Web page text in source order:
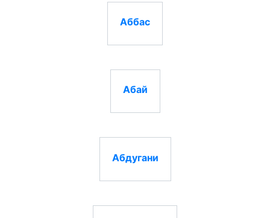
Аббас
Абай
Абдугани